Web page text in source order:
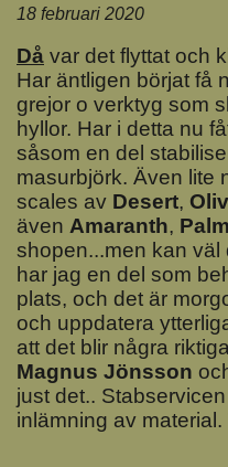
18 februari 2020
Då var det flyttat och
Har äntligen börjat få
grejor o verktyg som
hyllor. Har i detta nu
såsom en del
masurbjörk. Även lite
scales av Desert, Oliv
även Amaranth, Palm
shopen...men kan väl
har jag en del som
plats, och det är
och uppdatera
att det blir några
Magnus Jönsson
just det..
inlämning av material.